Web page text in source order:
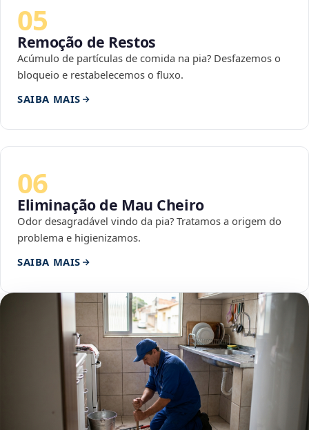
05
Remoção de Restos
Acúmulo de partículas de comida na pia? Desfazemos o
bloqueio e restabelecemos o fluxo.
SAIBA MAIS
06
Eliminação de Mau Cheiro
Odor desagradável vindo da pia? Tratamos a origem do
problema e higienizamos.
SAIBA MAIS